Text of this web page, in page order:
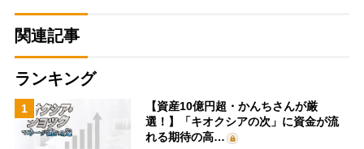
関連記事
ランキング
1
【資産10億円超・かんちさんが厳
選！】「キオクシアの次」に資金が流
れる期待の高…